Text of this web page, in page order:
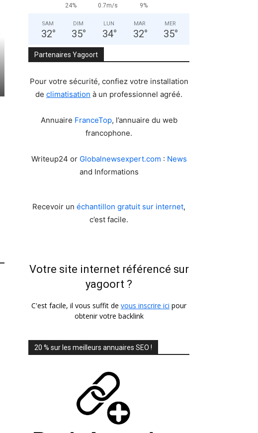
24% 0.7m/s 9%
SAM
32°
DIM
35°
LUN
34°
MAR
32°
MER
35°
Partenaires Yagoort
Pour votre sécurité, confiez votre installation
de climatisation à un professionnel agréé.
Annuaire FranceTop, l’annuaire du web
francophone.
Writeup24 or Globalnewsexpert.com : News
and Informations
Recevoir un échantillon gratuit sur internet,
c’est facile.
Votre site internet référencé sur
yagoort ?
C'est facile, il vous suffit de vous inscrire ici pour
obtenir votre backlink
20 % sur les meilleurs annuaires SEO !